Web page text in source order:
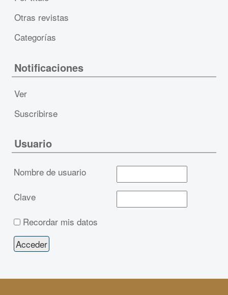
Otras revistas
Categorías
Notificaciones
Ver
Suscribirse
Usuario
Nombre de usuario
Clave
Recordar mis datos